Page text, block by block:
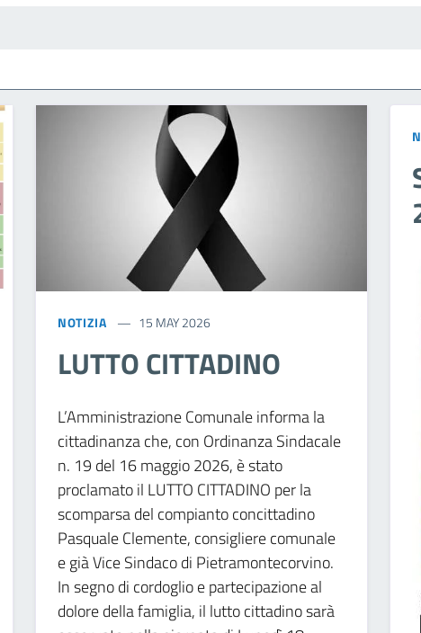
NOTIZIA 15 MAY 2026
LUTTO CITTADINO
L’Amministrazione Comunale informa la
cittadinanza che, con Ordinanza Sindacale
n. 19 del 16 maggio 2026, è stato
proclamato il LUTTO CITTADINO per la
scomparsa del compianto concittadino
Pasquale Clemente, consigliere comunale
e già Vice Sindaco di Pietramontecorvino.
In segno di cordoglio e partecipazione al
dolore della famiglia, il lutto cittadino sarà